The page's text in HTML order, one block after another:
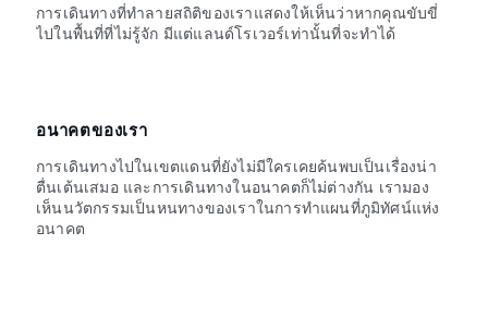
การเดินทางที่ทำลายสถิติของเราแสดงให้เห็นว่าหากคุณขับขี่
ไปในพื้นที่ที่ไม่รู้จัก มีแต่แลนด์โรเวอร์เท่านั้นที่จะทำได้
อนาคตของเรา
การเดินทางไปในเขตแดนที่ยังไม่มีใครเคยค้นพบเป็นเรื่องน่า
ตื่นเต้นเสมอ และการเดินทางในอนาคตก็ไม่ต่างกัน เรามอง
เห็นนวัตกรรมเป็นหนทางของเราในการทำแผนที่ภูมิทัศน์แห่ง
อนาคต